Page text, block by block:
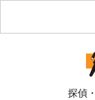
探偵